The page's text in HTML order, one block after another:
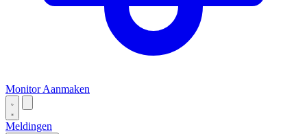
Monitor Aanmaken
Meldingen